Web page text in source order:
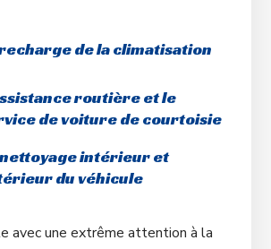
de la climatisation
routière et le
de voiture de courtoisie
intérieur et
du véhicule
avec une extrême attention à la